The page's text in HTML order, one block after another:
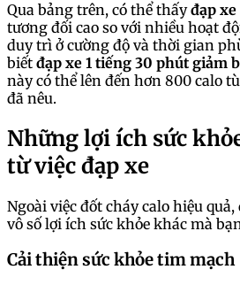
Qua bảng trên, có thể thấyđạp
tương đối cao so với nhiều hoạt
duy trì ở cường độ và thời gian
biết đạp xe 1 tiếng 30 phút giảm
này có thể lên đến hơn 800 calo
đã nêu.
Những lợi ích sức
từ việc đạp xe
Ngoài việc đốt cháy calo hiệu
vô số lợi ích sức khỏe khác mà
Cải thiện sức khỏe tim mạch